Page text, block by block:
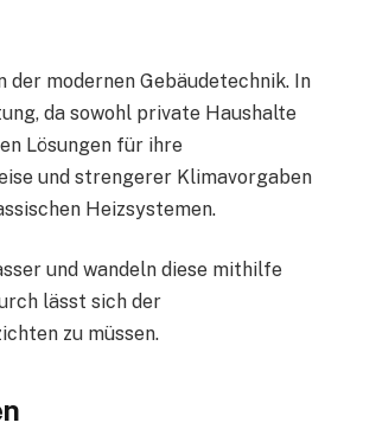
modernen Gebäudetechnik. In
da sowohl private Haushalte
Lösungen für ihre
und strengerer Klimavorgaben
Heizsystemen.
und wandeln diese mithilfe
lässt sich der
zu müssen.